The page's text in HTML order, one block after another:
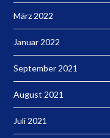
März 2022
Januar 2022
September 2021
August 2021
Juli 2021